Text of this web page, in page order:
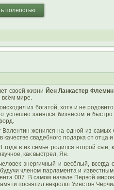
полностью
своей жизни Йен Ланкастер
всём мире.
из богатой, хотя и не
успешно занялся бизнесом и
Валентин женился на одной из самых
качестве свадебного подарка от отца
года в их семье родился второй сын,
как выстрел, Ян.
энергичный и весёлый,
членом парламента и
007. В самом начале Первой
посвятил некролог Уинстон